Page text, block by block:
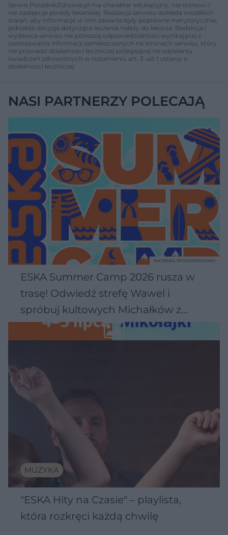
Serwis PoradnikZdrowie.pl ma charakter edukacyjny, nie stanowi i
nie zastępuje porady lekarskiej. Redakcja serwisu dokłada wszelkich
starań, aby informacje w nim zawarte były poprawne merytorycznie,
jednakże decyzja dotycząca leczenia należy do lekarza. Redakcja i
wydawca serwisu nie ponoszą odpowiedzialności wynikającej z
zastosowania informacji zamieszczonych na stronach serwisu, który
nie prowadzi działalności leczniczej polegającej na udzielaniu
świadczeń zdrowotnych w rozumieniu art. 3 ust 1 ustawy o
działalności leczniczej.
NASI PARTNERZY POLECAJĄ
ESKA Summer Camp 2026 rusza w
trasę! Odwiedź strefę Wawel i
spróbuj kultowych Michałków z
Wawelu
MATERIAŁ SPONSOROWANY
MUZYKA
"ESKA Hity na Czasie" – playlista,
która rozkręci każdą chwilę